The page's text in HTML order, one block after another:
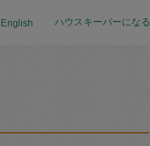
English ハウスキーパーになる